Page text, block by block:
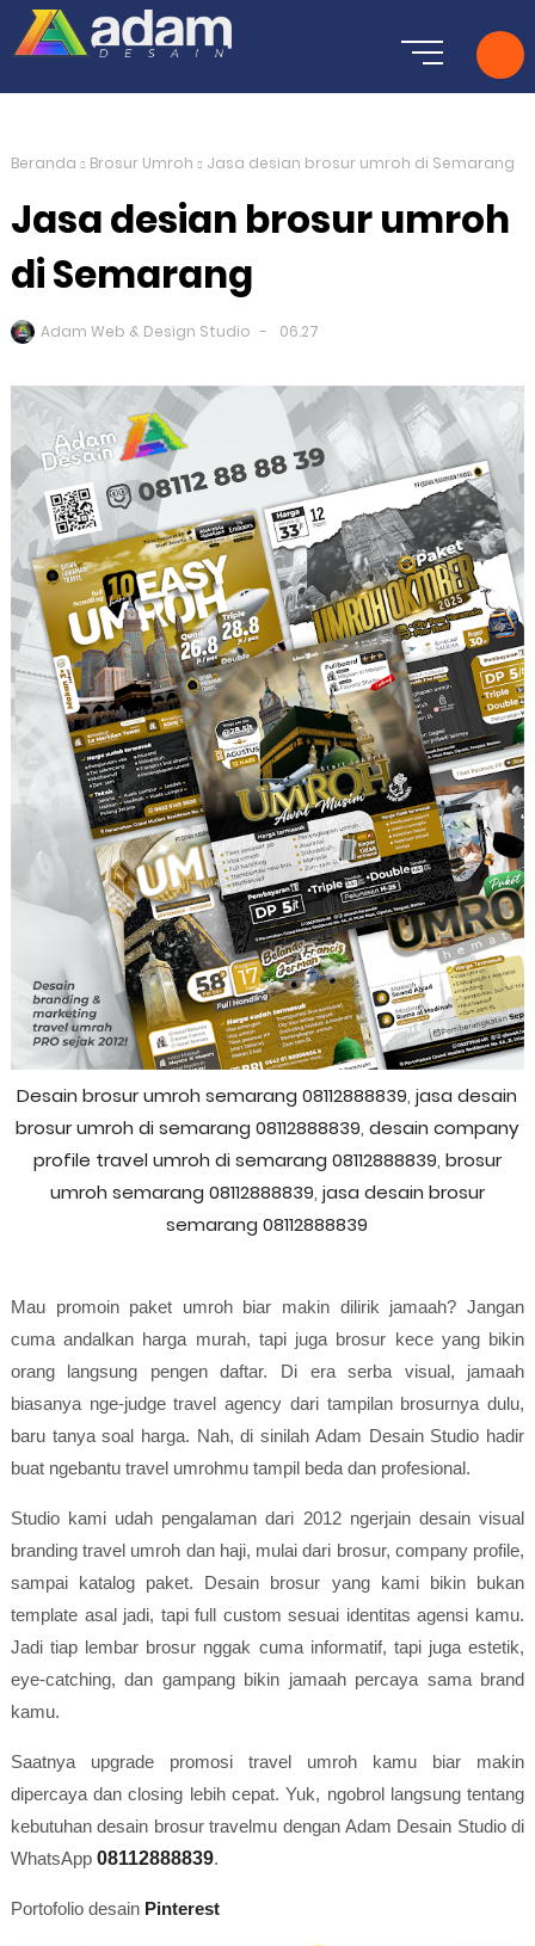
Beranda Brosur Umroh Jasa desian brosur umroh di Semarang
Jasa desian brosur umroh
di Semarang
Adam Web & Design Studio 06.27
Desain brosur umroh semarang 08112888839,jasa desain
brosur umroh di semarang 08112888839,desain company
profile travel umroh di semarang 08112888839, brosur
umroh semarang 08112888839, jasa desain brosur
semarang 08112888839
Mau promoin paket umroh biar makin dilirik jamaah? Jangan
cuma andalkan harga murah, tapi juga brosur kece yang bikin
orang langsung pengen daftar. Di era serba visual, jamaah
biasanya nge-judge travel agency dari tampilan brosurnya dulu,
baru tanya soal harga. Nah, di sinilah Adam Desain Studio hadir
buat ngebantu travel umrohmu tampil beda dan profesional.
Studio kami udah pengalaman dari 2012 ngerjain desain visual
branding travel umroh dan haji, mulai dari brosur, company profile,
sampai katalog paket. Desain brosur yang kami bikin bukan
template asal jadi, tapi full custom sesuai identitas agensi kamu.
Jadi tiap lembar brosur nggak cuma informatif, tapi juga estetik,
eye-catching, dan gampang bikin jamaah percaya sama brand
kamu.
Saatnya upgrade promosi travel umroh kamu biar makin
dipercaya dan closing lebih cepat. Yuk, ngobrol langsung tentang
kebutuhan desain brosur travelmu dengan Adam Desain Studio di
WhatsApp 08112888839.
Portofolio desain Pinterest